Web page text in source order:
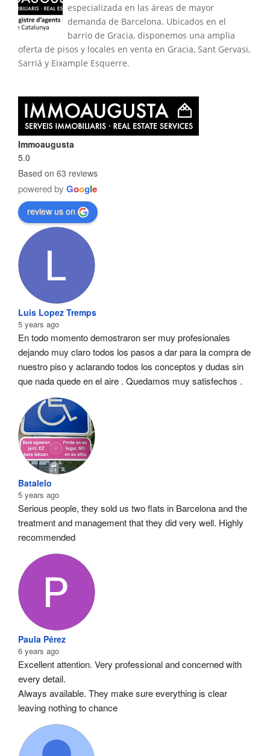
especializada en las áreas de mayor
demanda de Barcelona. Ubicados en el
barrio de Gracia, disponemos una amplia
oferta de pisos y locales en venta en Gracia, Sant Gervasi,
Sarriá y Eixample Esquerre.
Immoaugusta
5.0
Based on 63 reviews
powered by Google
review us on
Luis Lopez Tremps
5 years ago
En todo momento demostraron ser muy profesionales
dejando muy claro todos los pasos a dar para la compra de
nuestro piso y aclarando todos los conceptos y dudas sin
que nada quede en el aire . Quedamos muy satisfechos .
Batalelo
5 years ago
Serious people, they sold us two flats in Barcelona and the
treatment and management that they did very well. Highly
recommended
Paula Pérez
6 years ago
Excellent attention. Very professional and concerned with
every detail.
Always available. They make sure everything is clear
leaving nothing to chance